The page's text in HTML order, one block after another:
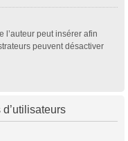
l’auteur peut insérer afin
peuvent désactiver